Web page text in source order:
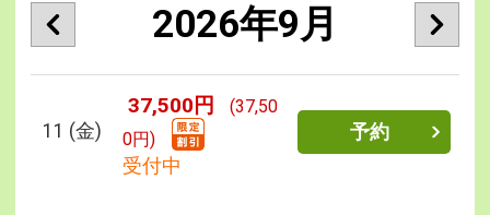
2026年9月
11 (金)
37,500円
(37,50
0円)
受付中
予約